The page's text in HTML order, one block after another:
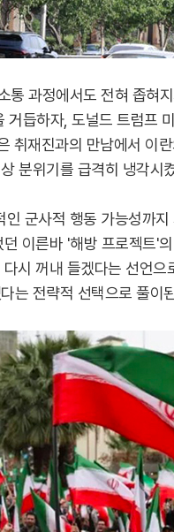
통 과정에서도 전혀 좁혀
듭하자, 도널드 트럼프
취재진과의 만남에서 이
분위기를 급격히 냉각시
군사적 행동 가능성까
이른바 '해방 프로젝트'
시 꺼내 들겠다는 선언으
는 전략적 선택으로 풀이